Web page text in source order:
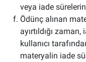
veya iade
Ödünç alınan
ayırtıldığı
kullanıcı
materyalin iade